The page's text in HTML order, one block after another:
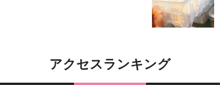
アクセスランキング